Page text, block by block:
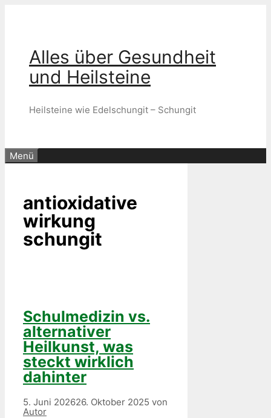
Alles über Gesundheit
und Heilsteine
Heilsteine wie Edelschungit – Schungit
Menü
antioxidative
wirkung
schungit
Schulmedizin vs.
alternativer
Heilkunst, was
steckt wirklich
dahinter
5. Juni 202626. Oktober 2025 von
Autor